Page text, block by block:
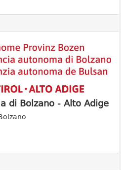
di Bolzano - Alto Adige